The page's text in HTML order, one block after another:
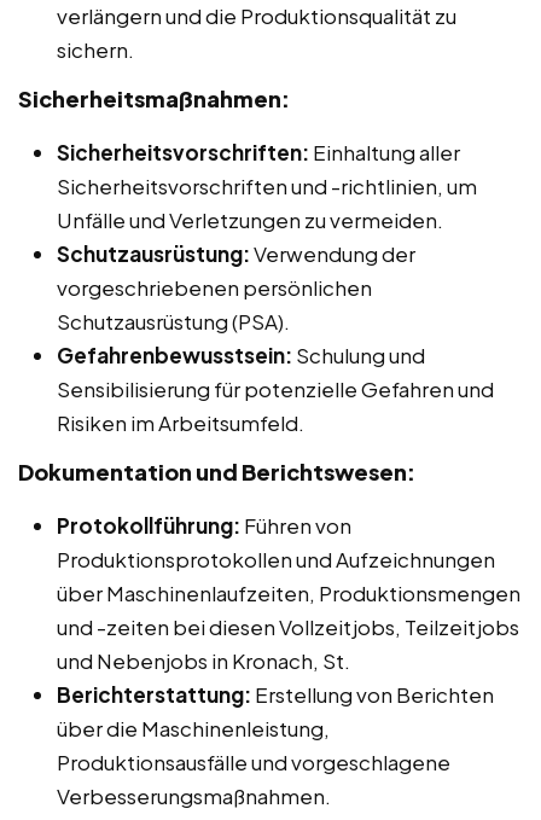
verlängern und die Produktionsqualität zu
sichern.
Sicherheitsmaßnahmen:
Sicherheitsvorschriften: Einhaltung aller
Sicherheitsvorschriften und -richtlinien, um
Unfälle und Verletzungen zu vermeiden.
Schutzausrüstung:Verwendung der
vorgeschriebenen persönlichen
Schutzausrüstung (PSA).
Gefahrenbewusstsein: Schulung und
Sensibilisierung für potenzielle Gefahren und
Risiken im Arbeitsumfeld.
Dokumentation und Berichtswesen:
Protokollführung: Führen von
Produktionsprotokollen und Aufzeichnungen
über Maschinenlaufzeiten, Produktionsmengen
und -zeiten bei diesen Vollzeitjobs, Teilzeitjobs
und Nebenjobs in Kronach, St.
Berichterstattung: Erstellung von Berichten
über die Maschinenleistung,
Produktionsausfälle und vorgeschlagene
Verbesserungsmaßnahmen.